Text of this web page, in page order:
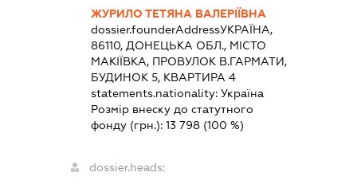
ЖУРИЛО ТЕТЯНА ВАЛЕРІЇВНА
dossier.founderAddressУКРАЇНА,
86110, ДОНЕЦЬКА ОБЛ., МІСТО
МАКІЇВКА, ПРОВУЛОК В.ГАРМАТИ,
БУДИНОК 5, КВАРТИРА 4
statements.nationality:Україна
Розмір внеску до статутного
фонду (грн.):13 798 (100 %)
dossier.heads: